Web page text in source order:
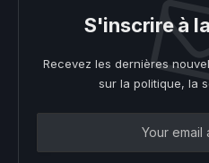
S'inscrire à
Recevez les dernières
sur la politique, la